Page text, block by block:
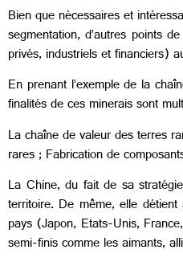
Bien que nécessaires et
segmentation, d’autres points
privés, industriels et financiers)
En prenant l’exemple de la
finalités de ces minerais sont
La chaîne de valeur des terres
rares ; Fabrication de
La Chine, du fait de sa
territoire. De même, elle
pays (Japon, Etats-Unis,
semi-finis comme les aimants,